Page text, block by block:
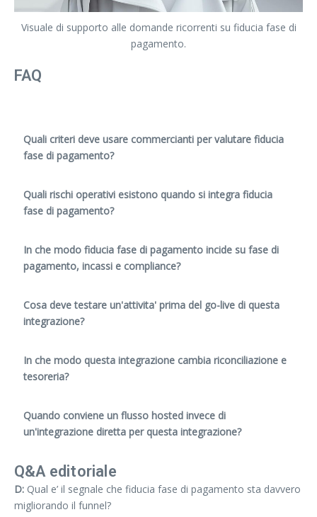
Visuale di supporto alle domande ricorrenti su fiducia fase di
pagamento.
FAQ
Quali criteri deve usare commercianti per valutare fiducia
fase di pagamento?
Quali rischi operativi esistono quando si integra fiducia
fase di pagamento?
In che modo fiducia fase di pagamento incide su fase di
pagamento, incassi e compliance?
Cosa deve testare un'attivita' prima del go-live di questa
integrazione?
In che modo questa integrazione cambia riconciliazione e
tesoreria?
Quando conviene un flusso hosted invece di
un'integrazione diretta per questa integrazione?
Q&A editoriale
D: Qual e’ il segnale che fiducia fase di pagamento sta davvero
migliorando il funnel?